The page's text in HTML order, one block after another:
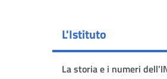
L'Istituto
La storia e i numeri